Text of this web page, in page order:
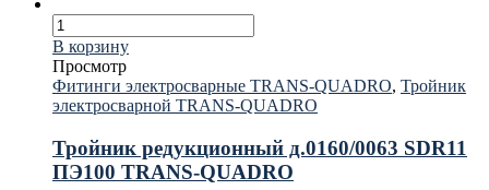
В корзину
Просмотр
Фитинги электросварные TRANS-QUADRO, Тройник
электросварной TRANS-QUADRO
Тройник редукционный д.0160/0063 SDR11
ПЭ100 TRANS-QUADRO